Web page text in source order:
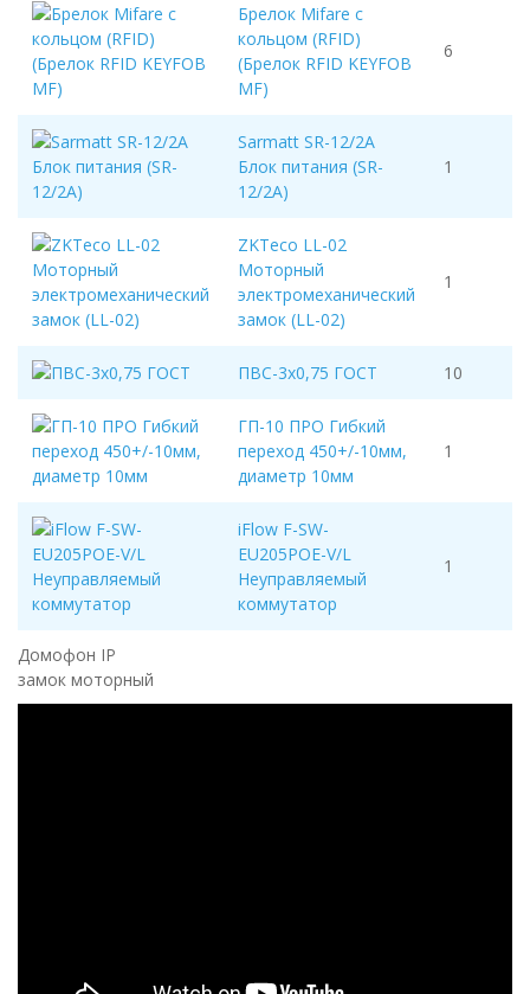
Брелок Mifare с
кольцом (RFID)
(Брелок RFID KEYFOB
MF)
6
Sarmatt SR-12/2A
Блок питания (SR-
12/2A)
1
ZKTeco LL-02
Моторный
электромеханический
замок (LL-02)
1
ПВС-3х0,75 ГОСТ 10
ГП-10 ПРО Гибкий
переход 450+/-10мм,
диаметр 10мм
1
iFlow F-SW-
EU205POE-V/L
Неуправляемый
коммутатор
1
Домофон IP
замок моторный